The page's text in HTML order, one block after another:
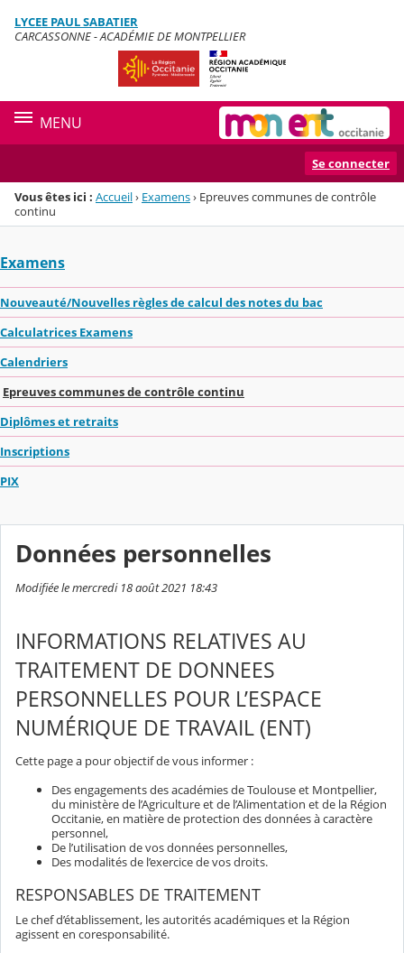
Menu de la rubrique
Contenu
LYCEE PAUL SABATIER
CARCASSONNE - ACADÉMIE DE MONTPELLIER
MENU
Se connecter
Vous êtes ici : Accueil› Examens› Epreuves communes de contrôle
continu
Examens
Nouveauté/Nouvelles règles de calcul des notes du bac
Calculatrices Examens
Calendriers
Epreuves communes de contrôle continu
Diplômes et retraits
Inscriptions
PIX
Données personnelles
Modifiée le mercredi 18 août 2021 18:43
INFORMATIONS RELATIVES AU
TRAITEMENT DE DONNEES
PERSONNELLES POUR L’ESPACE
NUMÉRIQUE DE TRAVAIL (ENT)
Cette page a pour objectif de vous informer :
Des engagements des académies de Toulouse et Montpellier,
du ministère de l’Agriculture et de l’Alimentation et de la Région
Occitanie, en matière de protection des données à caractère
personnel,
De l’utilisation de vos données personnelles,
Des modalités de l’exercice de vos droits.
RESPONSABLES DE TRAITEMENT
Le chef d’établissement, les autorités académiques et la Région
agissent en coresponsabilité.